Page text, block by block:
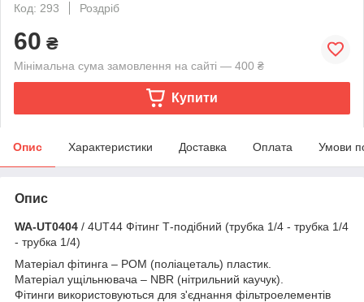
Код: 293
Роздріб
60 ₴
Мінімальна сума замовлення на сайті — 400 ₴
Купити
Опис Характеристики Доставка Оплата Умови
Опис
WA-UT0404 / 4UT44 Фітинг Т-подібний (трубка 1/4 - трубка 1/4
- трубка 1/4)
Матеріал фітинга – POM (поліацеталь) пластик.
Матеріал ущільнювача – NBR (нітрильний каучук).
Фітинги використовуються для з'єднання фільтроелементів